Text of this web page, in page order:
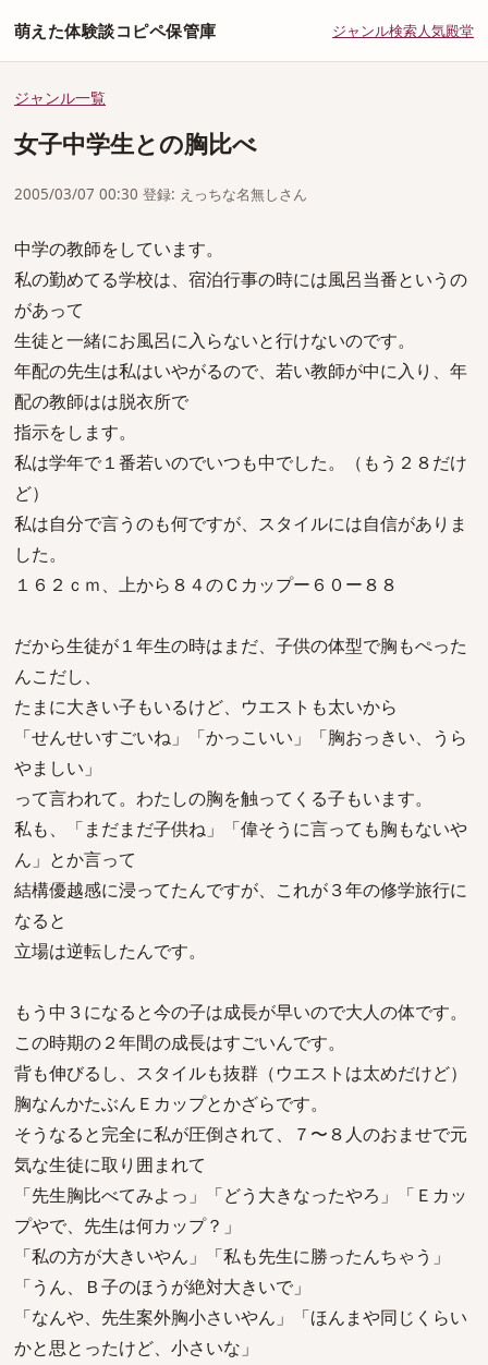
萌えた体験談コピペ保管庫 ジャンル検索人気殿堂
ジャンル一覧
女子中学生との胸比べ
2005/03/07 00:30 登録: えっちな名無しさん
中学の教師をしています。
私の勤めてる学校は、宿泊行事の時には風呂当番というの
があって
生徒と一緒にお風呂に入らないと行けないのです。
年配の先生は私はいやがるので、若い教師が中に入り、年
配の教師はは脱衣所で
指示をします。
私は学年で１番若いのでいつも中でした。（もう２８だけ
ど）
私は自分で言うのも何ですが、スタイルには自信がありま
した。
１６２ｃｍ、上から８４のＣカップー６０ー８８
だから生徒が１年生の時はまだ、子供の体型で胸もぺった
んこだし、
たまに大きい子もいるけど、ウエストも太いから
「せんせいすごいね」「かっこいい」「胸おっきい、うら
やましい」
って言われて。わたしの胸を触ってくる子もいます。
私も、「まだまだ子供ね」「偉そうに言っても胸もないや
ん」とか言って
結構優越感に浸ってたんですが、これが３年の修学旅行に
なると
立場は逆転したんです。
もう中３になると今の子は成長が早いので大人の体です。
この時期の２年間の成長はすごいんです。
背も伸びるし、スタイルも抜群（ウエストは太めだけど）
胸なんかたぶんＥカップとかざらです。
そうなると完全に私が圧倒されて、７〜８人のおませで元
気な生徒に取り囲まれて
「先生胸比べてみよっ」「どう大きなったやろ」「Ｅカッ
プやで、先生は何カップ？」
「私の方が大きいやん」「私も先生に勝ったんちゃう」
「うん、Ｂ子のほうが絶対大きいで」
「なんや、先生案外胸小さいやん」「ほんまや同じくらい
かと思とったけど、小さいな」